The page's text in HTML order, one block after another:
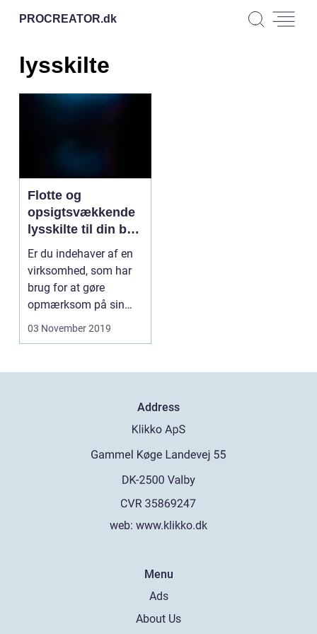
PROCREATOR.dk
lysskilte
Flotte og
opsigtsvækkende
lysskilte til din bar,
natklub eller
restaurant
Er du indehaver af en
virksomhed, som har
brug for at gøre
opmærksom på sin
tilst...
03 November 2019
Address
web: www.klikko.dk
Menu
Ads
About Us